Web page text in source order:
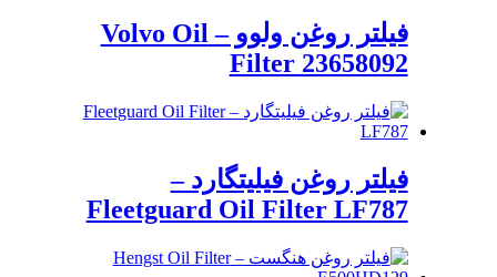
فیلتر روغن ولوو – Volvo Oil
Filter 23658092
فیلتر روغن فیلیتگارد –
Fleetguard Oil Filter LF787